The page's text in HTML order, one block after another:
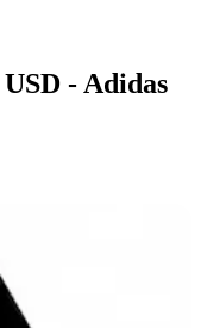
- Adidas